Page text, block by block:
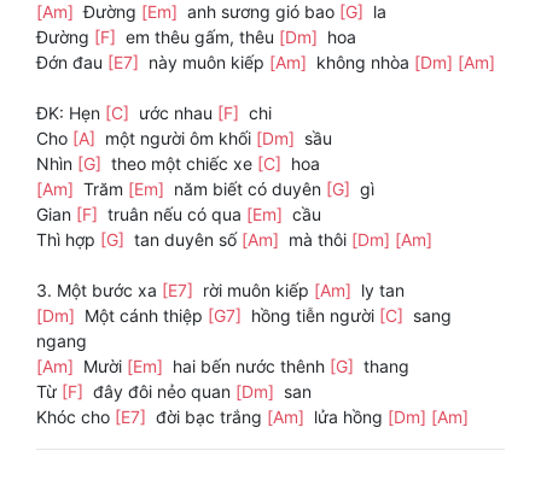
[Am] Đường [Em] anh sương gió bao [G] la
Đường [F] em thêu gấm, thêu [Dm] hoa
Đớn đau [E7] này muôn kiếp [Am] không nhòa [Dm] [Am]
ĐK: Hẹn [C] ước nhau [F] chi
Cho [A] một người ôm khối [Dm] sầu
Nhìn [G] theo một chiếc xe [C] hoa
[Am] Trăm [Em] năm biết có duyên [G] gì
Gian [F] truân nếu có qua [Em] cầu
Thì hợp [G] tan duyên số [Am] mà thôi [Dm] [Am]
3. Một bước xa [E7] rời muôn kiếp [Am] ly tan
[Dm] Một cánh thiệp [G7] hồng tiễn người [C] sang
ngang
[Am] Mười [Em] hai bến nước thênh [G] thang
Từ [F] đây đôi nẻo quan [Dm] san
Khóc cho [E7] đời bạc trắng [Am] lửa hồng [Dm] [Am]